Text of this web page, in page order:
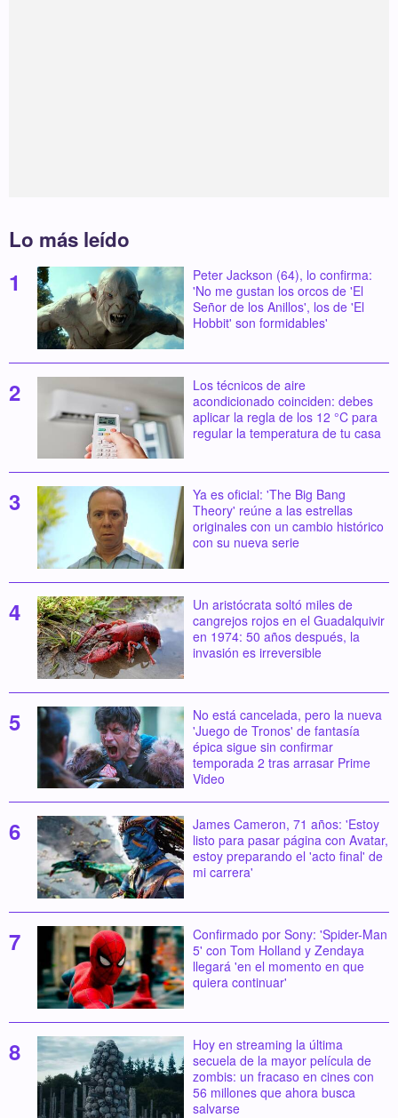
Lo más leído
Peter Jackson (64), lo confirma:
'No me gustan los orcos de 'El
Señor de los Anillos', los de 'El
Hobbit' son formidables'
Los técnicos de aire
acondicionado coinciden: debes
aplicar la regla de los 12 °C para
regular la temperatura de tu casa
Ya es oficial: 'The Big Bang
Theory' reúne a las estrellas
originales con un cambio histórico
con su nueva serie
Un aristócrata soltó miles de
cangrejos rojos en el Guadalquivir
en 1974: 50 años después, la
invasión es irreversible
No está cancelada, pero la nueva
'Juego de Tronos' de fantasía
épica sigue sin confirmar
temporada 2 tras arrasar Prime
Video
James Cameron, 71 años: 'Estoy
listo para pasar página con Avatar,
estoy preparando el 'acto final' de
mi carrera'
Confirmado por Sony: 'Spider-Man
5' con Tom Holland y Zendaya
llegará 'en el momento en que
quiera continuar'
Hoy en streaming la última
secuela de la mayor película de
zombis: un fracaso en cines con
56 millones que ahora busca
salvarse